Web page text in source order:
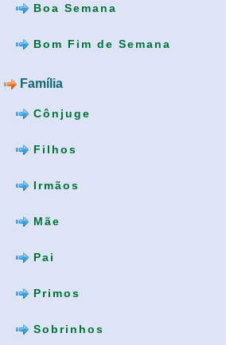
Boa Semana
Bom Fim de Semana
Família
Cônjuge
Filhos
Irmãos
Mãe
Pai
Primos
Sobrinhos